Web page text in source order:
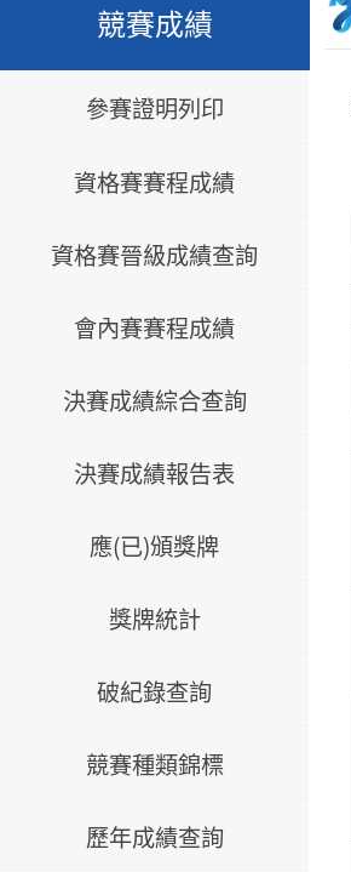
競賽成績
參賽證明列印
資格賽賽程成績
資格賽晉級成績查詢
會內賽賽程成績
決賽成績綜合查詢
決賽成績報告表
應(已)頒獎牌
獎牌統計
破紀錄查詢
競賽種類錦標
歷年成績查詢